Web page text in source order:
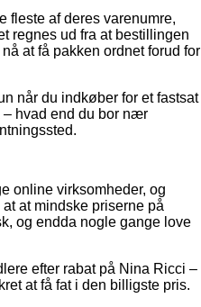
fleste af deres varenumre,
regnes ud fra at bestillingen
at få pakken ordnet forud for
når du indkøber for et fastsat
– hvad end du bor nær
online virksomheder, og
at mindske priserne på
og endda nogle gange love
efter rabat på Nina Ricci –
at få fat i den billigste pris.